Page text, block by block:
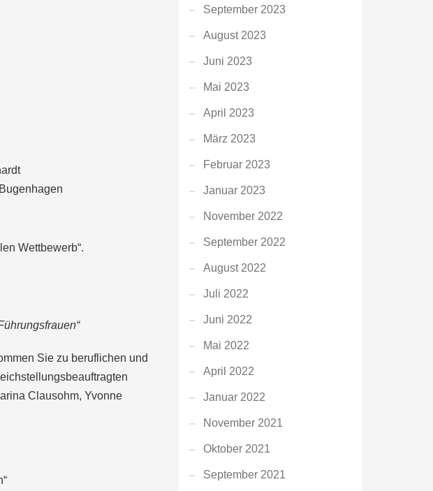
Wettbewerb“.
Sie zu beruflichen und
Clausohm, Yvonne
September 2023
August 2023
Juni 2023
Mai 2023
April 2023
März 2023
Februar 2023
Januar 2023
November 2022
September 2022
August 2022
Juli 2022
Juni 2022
Mai 2022
April 2022
Januar 2022
November 2021
Oktober 2021
September 2021